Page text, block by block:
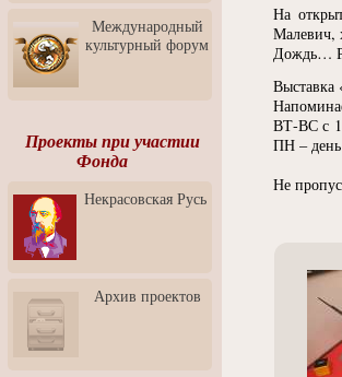
Пресс-конференция к
открытию выставки Зураба
Церетели
Фестиваль уличной
Отчётный концерт детского
театра танца "Задоринка"
Профессионалов - Эпизод
3: Обусловленности
человека и их влияние на
карьеру
скульптором Дмитрием
Тугариновым
АртБульвар в День города
Международный
культурный форум
Проекты при участии
Фонда
Некрасовская Русь
Архив проектов
На
Малевич,
Дождь…
Выставка
ВТ-ВС с
ПН – день
Не